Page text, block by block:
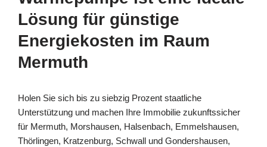
Lösung für günstige
Energiekosten im Raum
Mermuth
Holen Sie sich bis zu siebzig Prozent staatliche
Unterstützung und machen Ihre Immobilie zukunftssicher
für Mermuth, Morshausen, Halsenbach, Emmelshausen,
Thörlingen, Kratzenburg, Schwall und Gondershausen,